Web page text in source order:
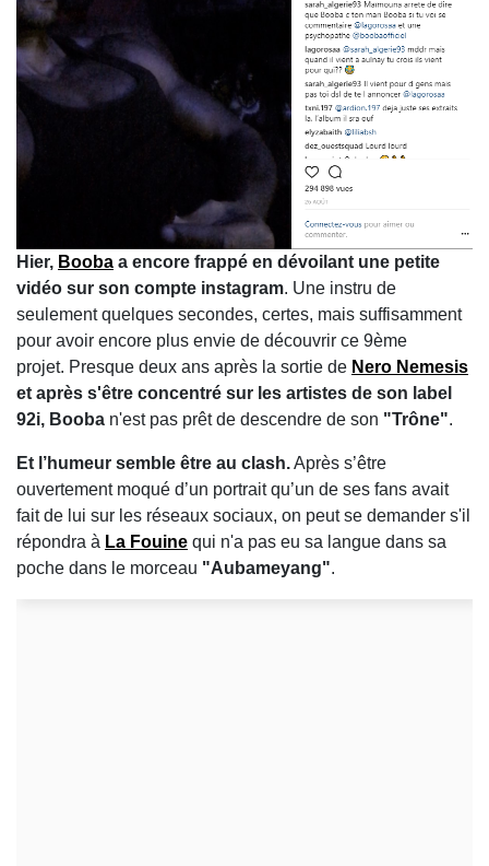
Hier, Booba a encore frappé en dévoilant une petite
vidéo sur son compte instagram. Une instru de
seulement quelques secondes, certes, mais suffisamment
pour avoir encore plus envie de découvrir ce 9ème
projet. Presque deux ans après la sortie de Nero Nemesis
et après s'être concentré sur les artistes de son label
92i, Booba n'est pas prêt de descendre de son "Trône".
Et l’humeur semble être au clash.Après s’être
ouvertement moqué d’un portrait qu’un de ses fans avait
fait de lui sur les réseaux sociaux, on peut se demander s'il
répondra à La Fouine qui n'a pas eu sa langue dans sa
poche dans le morceau "Aubameyang".